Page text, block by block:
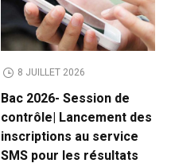
8 JUILLET 2026
Bac 2026- Session de
contrôle| Lancement des
inscriptions au service
SMS pour les résultats